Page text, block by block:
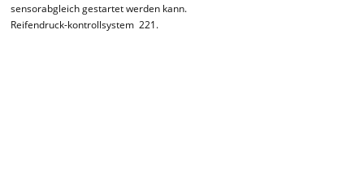
sensorabgleich gestartet werden kann.
Reifendruck-kontrollsystem 221.